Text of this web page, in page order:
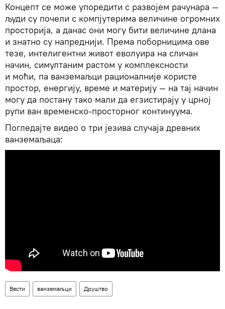
Концепт се може упоредити с развојем рачунара —
људи су почели с компјутерима величине огромних
просторија, а данас они могу бити величине длана
и знатно су напреднији. Према поборницима ове
тезе, интелигентни живот еволуира на сличан
начин, симултаним растом у комплексности
и моћи, па ванземаљци рационалније користе
простор, енергију, време и материју — на тај начин
могу да постану тако мали да егзистирају у црној
рупи ван временско-просторног континуума.
Погледајте видео о три језива случаја древних
ванземаљаца:
Вести ванземаљци Друштво